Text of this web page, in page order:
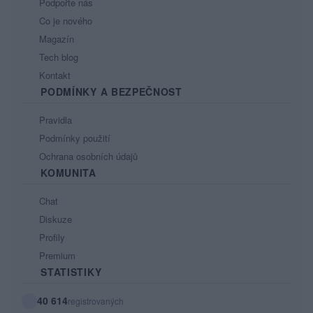
Co je nového
Magazín
Tech blog
Kontakt
PODMÍNKY A BEZPEČNOST
Pravidla
Podmínky použití
Ochrana osobních údajů
KOMUNITA
Chat
Diskuze
Profily
Premium
STATISTIKY
40 614registrovaných